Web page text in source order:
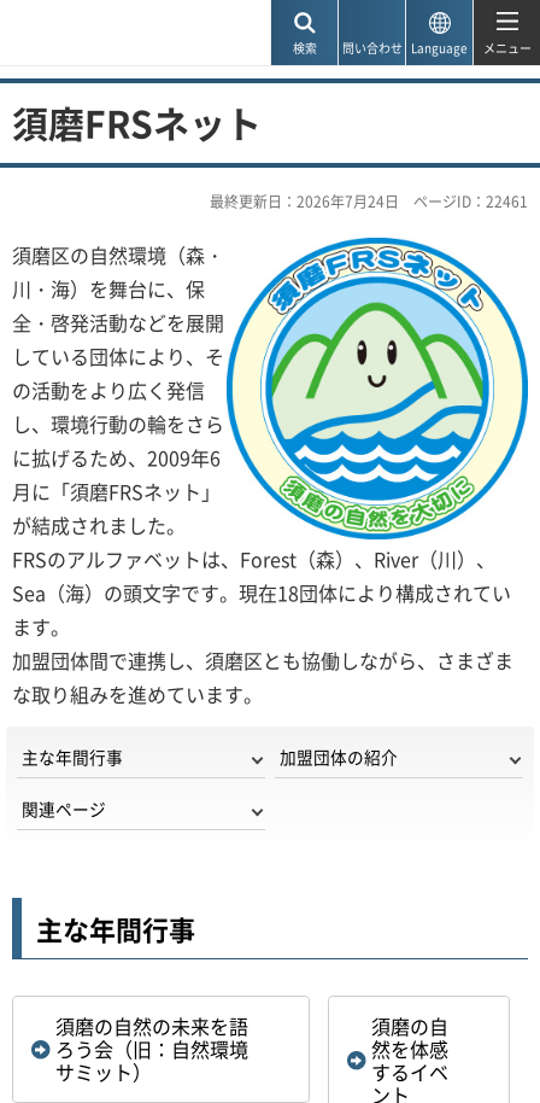
検索 問い合わせ Language メニュー
須磨FRSネット
最終更新日：2026年7月24日 ページID：22461
須磨区の自然環境（森・
川・海）を舞台に、保
全・啓発活動などを展開
している団体により、そ
の活動をより広く発信
し、環境行動の輪をさら
に拡げるため、2009年6
月に「須磨FRSネット」
が結成されました。
FRSのアルファベットは、Forest（森）、River（川）、
Sea（海）の頭文字です。現在18団体により構成されてい
ます。
加盟団体間で連携し、須磨区とも協働しながら、さまざま
な取り組みを進めています。
主な年間行事 加盟団体の紹介
関連ページ
主な年間行事
須磨の自然の未来を語
ろう会（旧：自然環境
サミット）
須磨の自
然を体感
するイベ
ント